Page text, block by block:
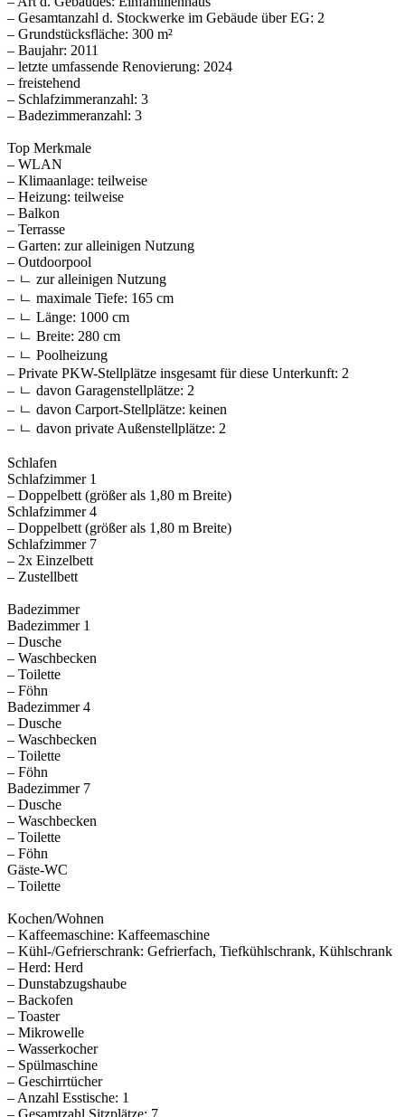
– Gesamtanzahl d. Stockwerke im Gebäude über EG: 2
– Grundstücksfläche: 300 m²
– Baujahr: 2011
– letzte umfassende Renovierung: 2024
– freistehend
– Schlafzimmeranzahl: 3
– Badezimmeranzahl: 3
Top Merkmale
– WLAN
– Klimaanlage: teilweise
– Heizung: teilweise
– Balkon
– Terrasse
– Garten: zur alleinigen Nutzung
– Outdoorpool
– ㄴ zur alleinigen Nutzung
– ㄴ maximale Tiefe: 165 cm
– ㄴ Länge: 1000 cm
– ㄴ Breite: 280 cm
– ㄴ Poolheizung
– Private PKW-Stellplätze insgesamt für diese Unterkunft: 2
– ㄴ davon Garagenstellplätze: 2
– ㄴ davon Carport-Stellplätze: keinen
– ㄴ davon private Außen­stellplätze: 2
Schlafen
Schlafzimmer 1
– Doppelbett (größer als 1,80 m Breite)
Schlafzimmer 4
– Doppelbett (größer als 1,80 m Breite)
Schlafzimmer 7
– 2x Einzelbett
– Zustellbett
Badezimmer
Badezimmer 1
– Dusche
– Waschbecken
– Toilette
– Föhn
Badezimmer 4
– Dusche
– Waschbecken
– Toilette
– Föhn
Badezimmer 7
– Dusche
– Waschbecken
– Toilette
– Föhn
Gäste-WC
– Toilette
Kochen/Wohnen
– Kaffeemaschine: Kaffeemaschine
– Kühl-/Gefrierschrank: Gefrierfach, Tiefkühlschrank, Kühlschrank
– Herd: Herd
– Dunstabzugshaube
– Backofen
– Toaster
– Mikrowelle
– Wasserkocher
– Spülmaschine
– Geschirrtücher
– Anzahl Esstische: 1